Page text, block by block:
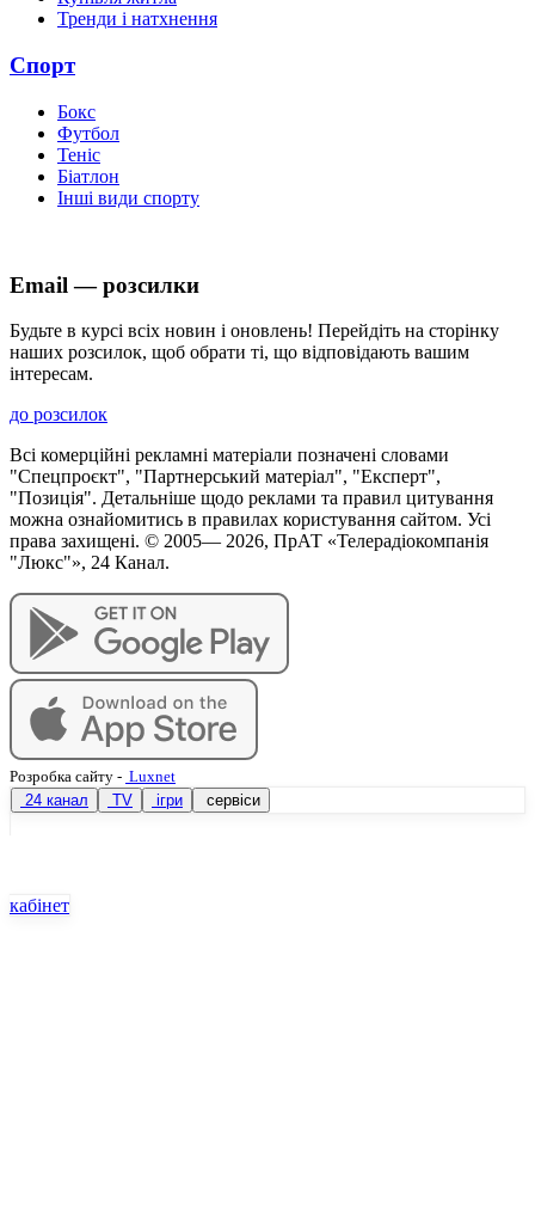
Тренди і натхнення
Спорт
Бокс
Футбол
Теніс
Біатлон
Інші види спорту
Email — розсилки
Будьте в курсі всіх новин і оновлень! Перейдіть на сторінку
наших розсилок, щоб обрати ті, що відповідають вашим
інтересам.
до розсилок
Всі комерційні рекламні матеріали позначені словами
"Спецпроєкт", "Партнерський матеріал", "Експерт",
"Позиція". Детальніше щодо реклами та правил цитування
можна ознайомитись в правилах користування сайтом. Усі
права захищені. © 2005— 2026, ПрАТ «Телерадіокомпанія
"Люкс"», 24 Канал.
Розробка сайту - Luxnet
24 канал
TV ігри сервіси
кабінет